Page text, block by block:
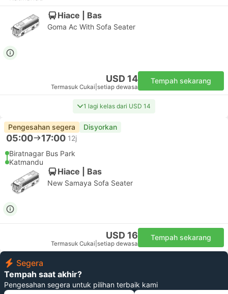
Hiace | Bas
Goma Ac With Sofa Seater
USD 14
Termasuk Cukai setiap dewasa
Tempah sekarang
1 lagi kelas dari USD 14
Pengesahan segera Disyorkan
05:00 17:00 12j
Biratnagar Bus Park
Katmandu
Hiace | Bas
New Samaya Sofa Seater
USD 16
Termasuk Cukai setiap dewasa
Tempah sekarang
Segera
Tempah saat akhir?
Pengesahan segera untuk pilihan terbaik kami